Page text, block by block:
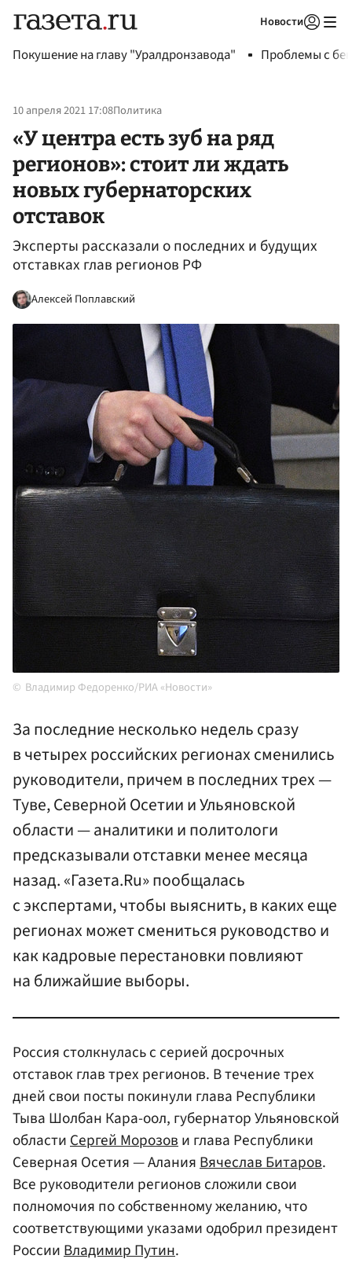
Новости
Покушение на главу "Уралдронзавода" Проблемы с
10 апреля 2021 17:08Политика
«У центра есть зуб на ряд
регионов»: стоит ли ждать
новых губернаторских
отставок
Эксперты рассказали о последних и будущих
отставках глав регионов РФ
Алексей Поплавский
Владимир Федоренко/РИА «Новости»
За последние несколько недель сразу
в четырех российских регионах сменились
руководители, причем в последних трех —
Туве, Северной Осетии и Ульяновской
области — аналитики и политологи
предсказывали отставки менее месяца
назад. «Газета.Ru» пообщалась
с экспертами, чтобы выяснить, в каких еще
регионах может смениться руководство и
как кадровые перестановки повлияют
на ближайшие выборы.
Россия столкнулась с серией досрочных
отставок глав трех регионов. В течение трех
дней свои посты покинули глава Республики
Тыва Шолбан Кара-оол, губернатор Ульяновской
областиСергей Морозови глава Республики
Северная Осетия — АланияВячеслав Битаров.
Все руководители регионов сложили свои
полномочия по собственному желанию, что
соответствующими указами одобрил президент
РоссииВладимир Путин.